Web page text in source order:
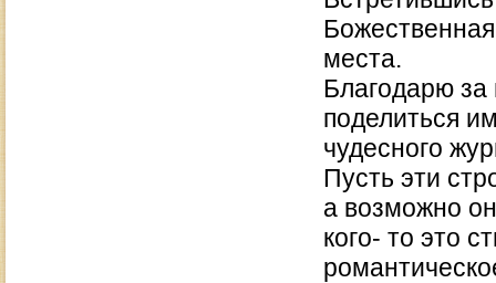
места.
Благодарю за
поделиться
чудесного
Пусть эти
а возможно
кого- то это